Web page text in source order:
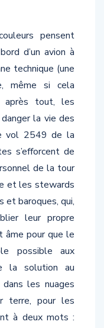
pensent
d’un avion à
technique (une
même si cela
après tout, les
la vie des
vol 2549 de la
s’efforcent de
de la tour
et les stewards
et baroques, qui,
leur propre
âme pour que le
possible aux
la solution au
les nuages
terre, pour les
à deux mots :